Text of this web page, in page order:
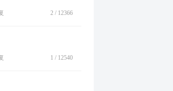
2 / 12366
1 / 12540